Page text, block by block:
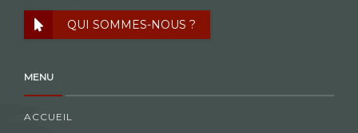
QUI SOMMES-NOUS ?
MENU
ACCUEIL